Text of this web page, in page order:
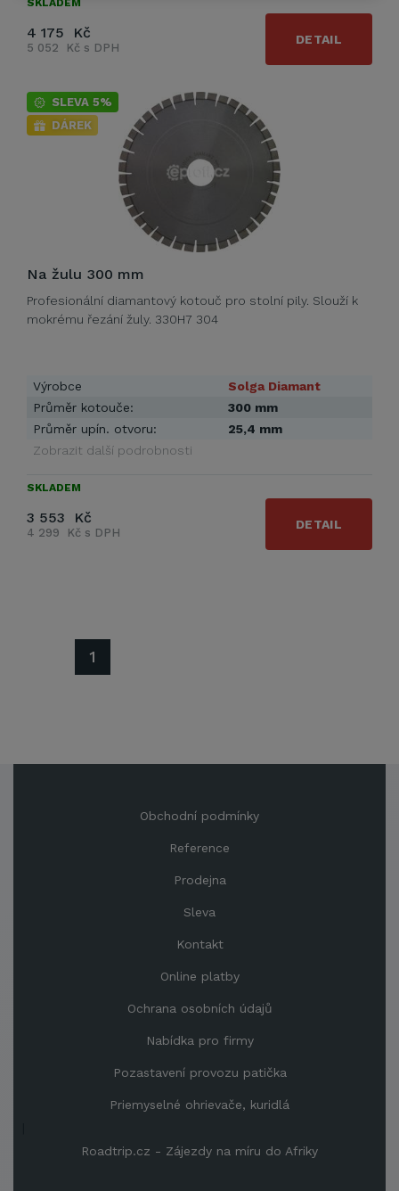
SKLADEM
4 175 Kč
5 052 Kč s DPH
DETAIL
SLEVA 5%
DÁREK
Na žulu 300 mm
Profesionální diamantový kotouč pro stolní pily. Slouží k
mokrému řezání žuly. 330H7 304
Výrobce
Solga Diamant
Průměr kotouče:
300 mm
Průměr upín. otvoru:
25,4 mm
Zobrazit další podrobnosti
SKLADEM
3 553 Kč
4 299 Kč s DPH
DETAIL
1
Obchodní podmínky
Reference
Prodejna
Sleva
Kontakt
Online platby
Ochrana osobních údajů
Nabídka pro firmy
Pozastavení provozu patička
Priemyselné ohrievače, kuridlá
Roadtrip.cz - Zájezdy na míru do Afriky